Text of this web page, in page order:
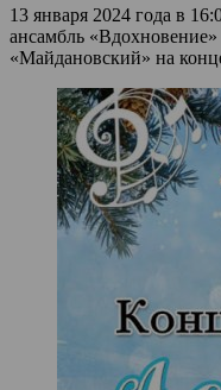
13 января 2024 года в
ансамбль
«Майдановский» на